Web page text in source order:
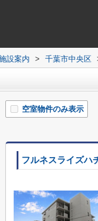
設案内 > 千葉市中央区
空室物件のみ表示
フルネスライズハ